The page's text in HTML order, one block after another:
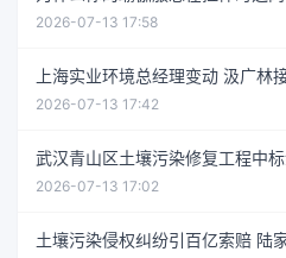
2026-07-13 17:58
上海实业环境总经理变动 汲广林
2026-07-13 17:42
武汉青山区土壤污染修复工程中
2026-07-13 17:02
土壤污染侵权纠纷引百亿索赔 陆